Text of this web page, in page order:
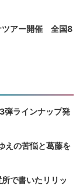
ツアー開催 全国8
弾ラインナップ発
えの苦悩と葛藤を
で書いたリリッ